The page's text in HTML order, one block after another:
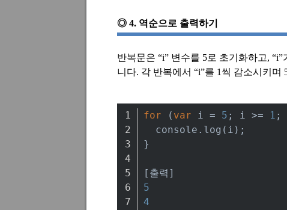
◎ 4. 역순으로 출력하기
반복문은 “i” 변수를 5로 초기화하고, “i”
니다. 각 반복에서 “i”를 1 씩 감소시키며
for ( var i = 5 ; i >= 1 ;
console .log(i);
}
[출력]
5
4